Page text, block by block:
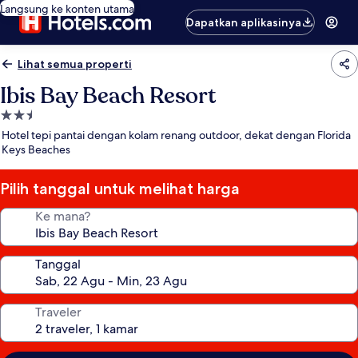
Langsung ke konten utama
Dapatkan aplikasinya
Lihat semua properti
Ibis Bay Beach Resort
Properti
bintang
2.5
Hotel tepi pantai dengan kolam renang outdoor, dekat dengan Florida
Keys Beaches
Pilih tanggal untuk melihat harga
Ke mana?
Tanggal
Traveler